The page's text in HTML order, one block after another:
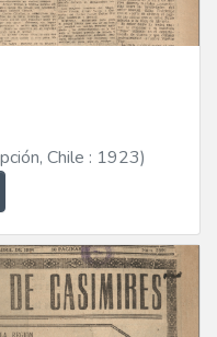
Chile : 1923)